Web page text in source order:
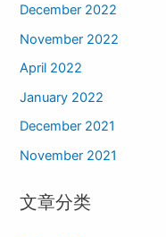
December 2022
November 2022
April 2022
January 2022
December 2021
November 2021
文章分类